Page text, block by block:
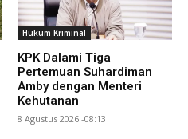
Hukum Kriminal
KPK Dalami Tiga
Pertemuan Suhardiman
Amby dengan Menteri
Kehutanan
8 Agustus 2026 -08:13